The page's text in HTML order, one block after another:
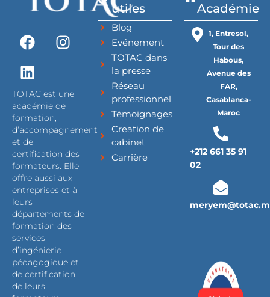
F
a
c
e
b
o
o
k
I
n
a
g
r
a
m
L
i
n
k
e
d
i
n
TOTAC est une
académie de
formation,
d’accompagnement
et de
certification des
formateurs. Elle
offre aussi aux
entreprises et à
leurs
départements de
formation des
services
d’ingénierie
pédagogique et
de certification
de leurs
utiles
Blog
Evénement
TOTAC dans
la presse
Réseau
professionnel
Témoignages
Creation de
cabinet
Carrière
Académie
1, Entresol,
Tour des
Habous,
Avenue des
FAR,
Casablanca-
Maroc
+212 661 35 91
02